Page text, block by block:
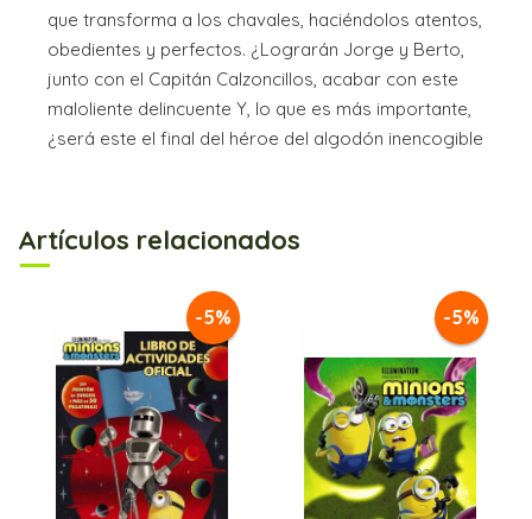
que transforma a los chavales, haciéndolos atentos,
obedientes y perfectos. ¿Lograrán Jorge y Berto,
junto con el Capitán Calzoncillos, acabar con este
maloliente delincuente Y, lo que es más importante,
¿será este el final del héroe del algodón inencogible
Artículos relacionados
-5% -5%